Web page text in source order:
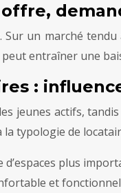
Sur un marché
peut entraîner une
:
jeunes actifs,
typologie de
d’espaces plus
et